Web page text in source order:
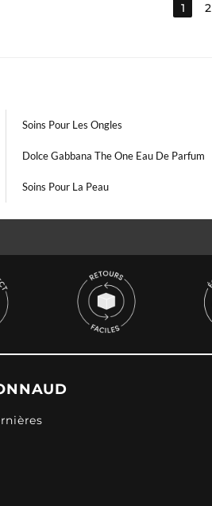
1 2
Soins Pour Les Ongles
Dolce Gabbana The One Eau De Parfum
Soins Pour La Peau